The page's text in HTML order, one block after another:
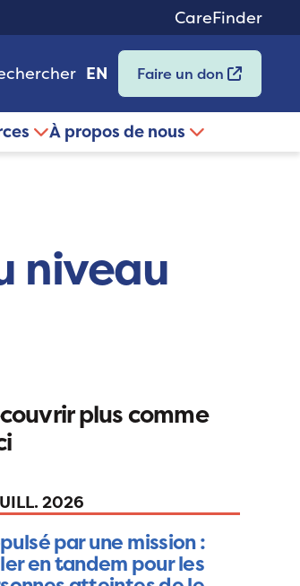
CareFinder
EN Faire un don
À propos de nous
niveau
plus comme
2026
par une mission :
en tandem pour les